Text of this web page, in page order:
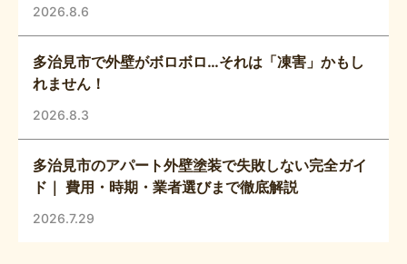
2026.8.6
多治見市で外壁がボロボロ…それは「凍害」かもし
れません！
2026.8.3
多治見市のアパート外壁塗装で失敗しない完全ガイ
ド｜ 費用・時期・業者選びまで徹底解説
2026.7.29